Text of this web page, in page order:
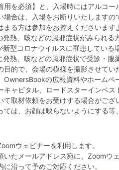
用を必須】と、入場時にはアルコー
場合は、入場をお断りいたしますの
まる方は参加をお控えくださいます
発熱、咳などの風邪症状がみられる
新型コロナウイルスに罹患してい
発熱、咳などの風邪症状で受診・服
目的で、会場の模様を撮影させてい
OwnersBookの広報資料やホームペ
キャピタル、ロードスターインベ
取材依頼をお受けする場合がござ
ては、お顔は映らないようにする
ウェビナーを利用します。
いたメールアドレス宛に、Zoomウ
沿って予めご対応ください。